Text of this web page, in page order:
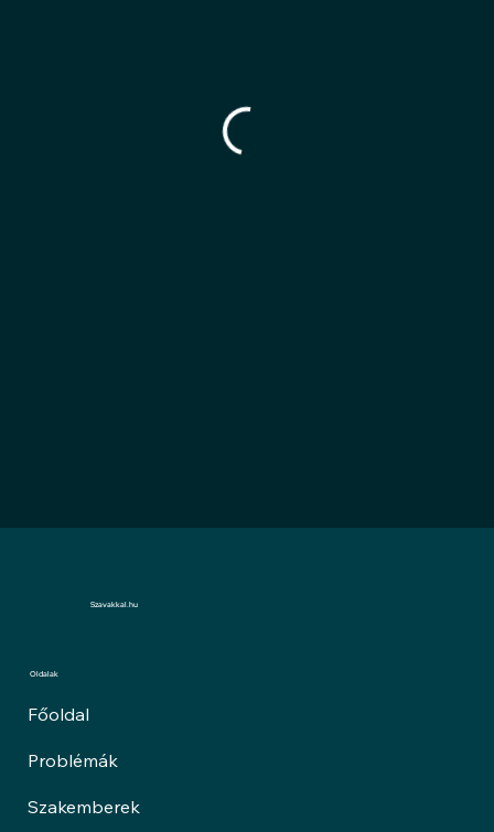
Szavakkal.hu
Oldalak
Főoldal
Problémák
Szakemberek